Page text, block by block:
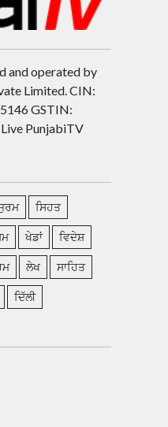
and operated by
Limited. CIN:
GSTIN:
PunjabiTV
ਸਿਹਤ
ਖੇਡਾਂ ਵਿਦੇਸ਼
ਲੇਖ ਸਾਹਿਤ
ਦਿੱਲੀ